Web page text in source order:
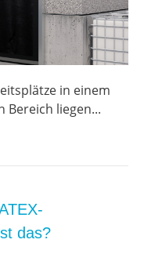
in einem
Bereich liegen...
das?